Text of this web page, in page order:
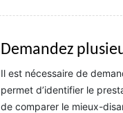
Demandez
Il est nécessaire de
permet d’identifier le
de comparer le mieux-